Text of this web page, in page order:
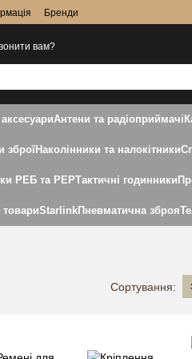
Бренди
вам?
Антени та радіоприймачі
зброїНаколінники та налокітники
РЕБ та РЕРТактичні годинники
товариStarlinkПневматична зброя
Сортування: